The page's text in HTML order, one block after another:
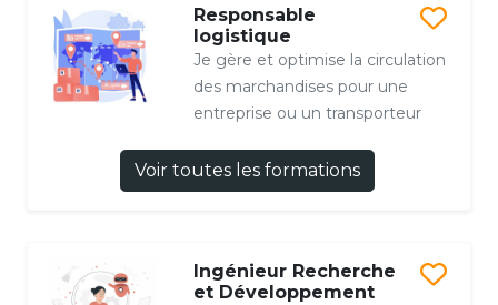
Responsable
logistique
Je gère et optimise la circulation
des marchandises pour une
entreprise ou un transporteur
Voir toutes les formations
Ingénieur Recherche
et Développement